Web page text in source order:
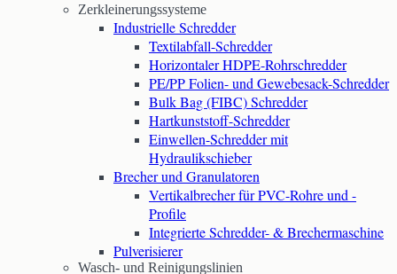
Zerkleinerungssysteme
Industrielle Schredder
Textilabfall-Schredder
Horizontaler HDPE-Rohrschredder
PE/PP Folien- und Gewebesack-Schredder
Bulk Bag (FIBC) Schredder
Hartkunststoff-Schredder
Einwellen-Schredder mit
Hydraulikschieber
Brecher und Granulatoren
Vertikalbrecher für PVC-Rohre und -
Profile
Integrierte Schredder- & Brechermaschine
Pulverisierer
Wasch- und Reinigungslinien